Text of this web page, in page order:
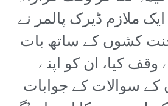
ملازم ڈیرک پالمر نے
کشوں کے ساتھ بات
کیا، ان کو اپنے
کے سوالات کے جوابات